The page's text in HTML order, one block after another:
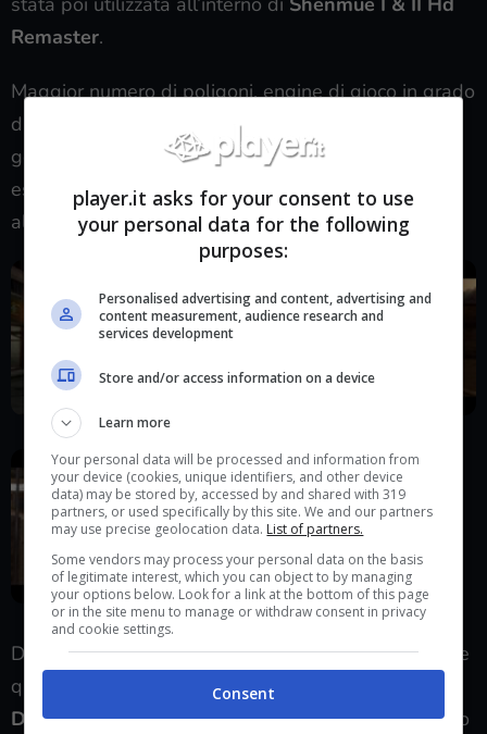
Remaster.
Maggior numero di poligoni, engine di gioco in grado
di reggere sistemi d’illuminazione moderni,
geometrie migliorate, texture di qualità
estremamente superiore: un lavoro molto più simile
al remake che al remaster, in sostanza.
Dalle dichiarazioni diDigital Foundrysappiamo che
questa versione del titolo era stata realizzata da
D3Tsino alla fine del2018, periodo in cui il periodo
player.it asks for your consent to use
your personal data for the following
purposes:
Personalised advertising and content, advertising and
content measurement, audience research and
services development
Store and/or access information on a device
Learn more
Your personal data will be processed and information from
your device (cookies, unique identifiers, and other device
data) may be stored by, accessed by and shared with 319
partners, or used specifically by this site. We and our partners
may use precise geolocation data. List of partners.
Some vendors may process your personal data on the basis
of legitimate interest, which you can object to by managing
your options below. Look for a link at the bottom of this page
or in the site menu to manage or withdraw consent in privacy
and cookie settings.
Consent